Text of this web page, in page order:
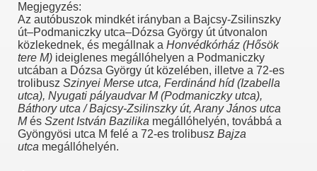
Megjegyzés:
Az autóbuszok mindkét irányban a Bajcsy-Zsilinszky
út–Podmaniczky utca–Dózsa György út útvonalon
közlekednek, és megállnak a Honvédkórház (Hősök
tere M) ideiglenes megállóhelyen a Podmaniczky
utcában a Dózsa György út közelében, illetve a 72-es
trolibusz Szinyei Merse utca, Ferdinánd híd (Izabella
utca), Nyugati pályaudvar M (Podmaniczky utca),
Báthory utca / Bajcsy-Zsilinszky út, Arany János utca
Més Szent István Bazilika megállóhelyén, továbbá a
Gyöngyösi utca M felé a 72-es trolibusz Bajza
utca megállóhelyén.